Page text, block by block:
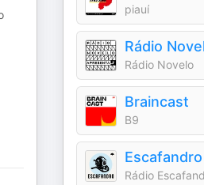
piauí
Rádio
Rádio Novelo
Braincast
B9
Escafandro
Rádio